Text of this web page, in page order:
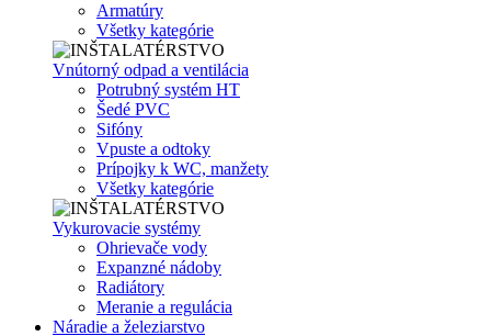
Armatúry
Všetky kategórie
Vnútorný odpad a ventilácia
Potrubný systém HT
Šedé PVC
Sifóny
Vpuste a odtoky
Prípojky k WC, manžety
Všetky kategórie
Vykurovacie systémy
Ohrievače vody
Expanzné nádoby
Radiátory
Meranie a regulácia
Náradie a železiarstvo